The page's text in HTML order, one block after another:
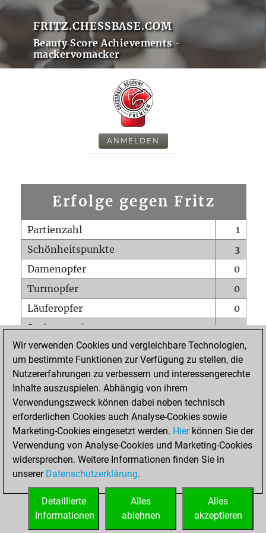
FRITZ.CHESSBASE.COM
Beauty Score Achievements -
mackervomacker
ANMELDEN
Erfolge gegen Fritz
Partienzahl
1
Schönheitspunkte
3
Damenopfer
0
Turmopfer
0
Läuferopfer
0
Springeropfer
0
Bauernopfer
0
Matt auf vollem Brett
0
Bauer setzt Matt
Erstickte Matts
Unterverwandlungen
0
Türme auf der siebten
0
STARTSEITE
Wir verwenden Cookies und vergleichbare Technologien,
um bestimmte Funktionen zur Verfügung zu stellen, die
Nutzererfahrungen zu verbessern und interessengerechte
Inhalte auszuspielen. Abhängig von ihrem
Verwendungszweck können dabei neben technisch
erforderlichen Cookies auch Analyse-Cookies sowie
Marketing-Cookies eingesetzt werden. Hierkönnen Sie der
Verwendung von Analyse-Cookies und Marketing-Cookies
widersprechen. Weitere Informationen finden Sie in
unserer Datenschutzerklärung.
Alles
akzeptieren
Alles
ablehnen
Detaillierte
Informationen